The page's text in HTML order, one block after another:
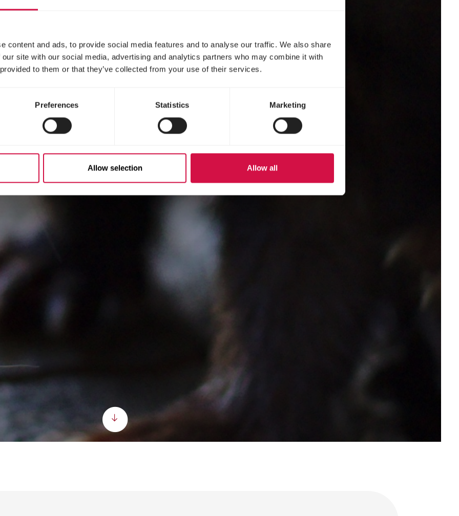
content and ads, to provide social media features and to analyse our traffic. We also share
site with our social media, advertising and analytics partners who may combine it with
to them or that they’ve collected from your use of their services.
Preferences Statistics Marketing
Allow selection Allow all